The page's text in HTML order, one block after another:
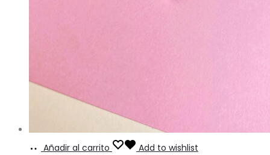
Añadir al carrito Add to wishlist